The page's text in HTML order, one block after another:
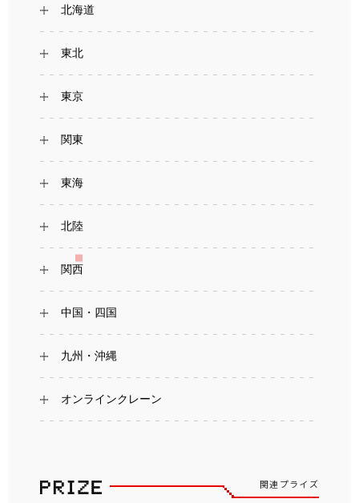
北海道
東北
東京
関東
東海
北陸
関西
中国・四国
九州・沖縄
オンラインクレーン
関連プライズ